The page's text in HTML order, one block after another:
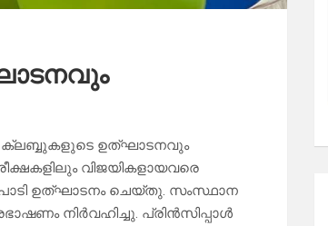
ക്ലബ്ബുകളുടെ ഉത്ഘാടനവും
വിജയികളായവരെ
ഉത്ഘാടനം ചെയ്തു. സംസ്ഥാന
നിർവഹിച്ചു. പ്രിൻസിപ്പാൾ